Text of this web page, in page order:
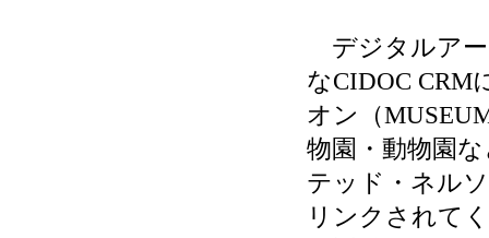
デジタルアー
なCIDOC CRM
オン（
物園・動物園
テッド・ネル
リンクされて